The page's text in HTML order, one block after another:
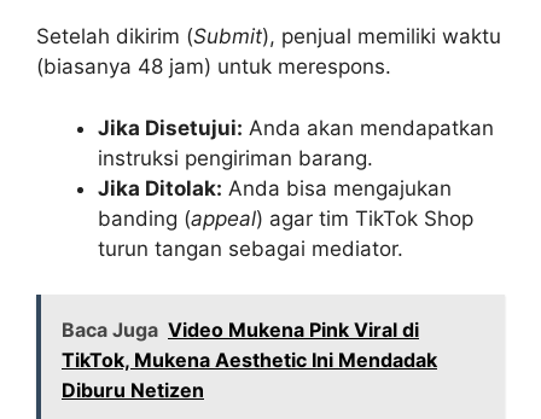
Setelah dikirim (Submit), penjual memiliki waktu
(biasanya 48 jam) untuk merespons.
Jika Disetujui: Anda akan mendapatkan
instruksi pengiriman barang.
Jika Ditolak: Anda bisa mengajukan
banding (appeal) agar tim TikTok Shop
turun tangan sebagai mediator.
Baca Juga Video Mukena Pink Viral di
TikTok, Mukena Aesthetic Ini Mendadak
Diburu Netizen